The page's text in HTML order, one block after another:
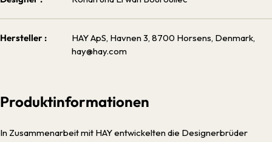
Hersteller :
HAY ApS, Havnen 3, 8700 Horsens, Denmark,
hay@hay.com
Produktinformationen
In Zusammenarbeit mit HAY entwickelten die Designerbrüder